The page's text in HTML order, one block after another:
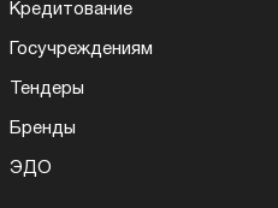
Кредитование
Госучреждениям
Тендеры
Бренды
ЭДО